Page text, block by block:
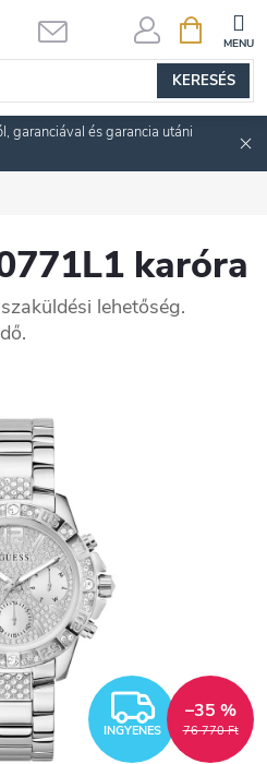
KERESÉS
KOSÁR
garanciával és garancia utáni
karóra
lehetőség.
INGYENES 76 770 Ft
–35 %